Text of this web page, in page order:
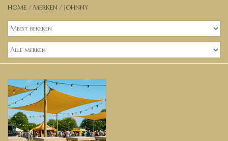
Banken, stoelen &
(Bar)krukken
Hoekbanken
Plantenbakken
Hockers & Terrastafels
HOME / MERKEN / JOHNNY